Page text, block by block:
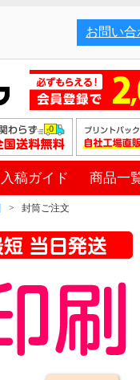
お問い合
入稿ガイド 商品一
封筒ご注文